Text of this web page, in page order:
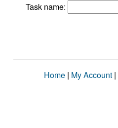
Task name:
Home | My Account |